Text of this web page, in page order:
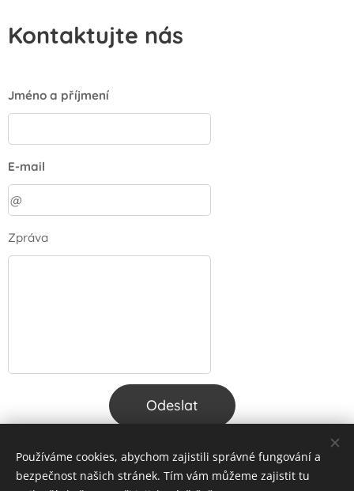
Kontaktujte nás
Jméno a příjmení
E-mail
Zpráva
Odeslat
Cookies
Používáme cookies, abychom zajistili správné fungování a
bezpečnost našich stránek. Tím vám můžeme zajistit tu